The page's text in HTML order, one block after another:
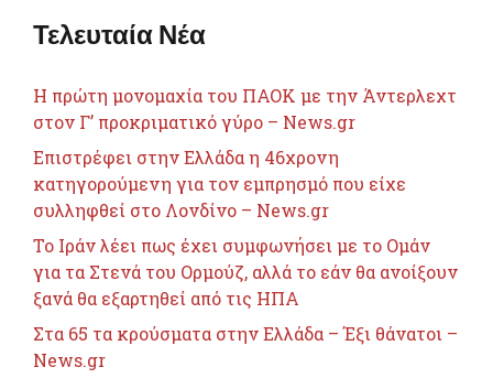
Τελευταία Νέα
Η πρώτη μονομαχία του ΠΑΟΚ με την Άντερλεχτ
στον Γ’ προκριματικό γύρο – News.gr
Επιστρέφει στην Ελλάδα η 46χρονη
κατηγορούμενη για τον εμπρησμό που είχε
συλληφθεί στο Λονδίνο – News.gr
Το Ιράν λέει πως έχει συμφωνήσει με το Ομάν
για τα Στενά του Ορμούζ, αλλά το εάν θα ανοίξουν
ξανά θα εξαρτηθεί από τις ΗΠΑ
Στα 65 τα κρούσματα στην Ελλάδα – Έξι θάνατοι –
News.gr